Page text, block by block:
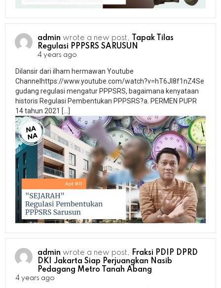
admin wrote a new post,
Tapak Tilas
Regulasi PPPSRS SARUSUN
4 years ago
Dilansir dari ilham hermawan Youtube
Channelhttps://www.youtube.com/watch?v=hT6JI8f1nZ4Se
gudang regulasi mengatur PPPSRS, bagaimana kenyataan
historis Regulasi Pembentukan PPPSRS?a. PERMEN PUPR
14 tahun 2021 […]
admin wrote a new post, Fraksi PDIP DPRD
DKI Jakarta Siap Perjuangkan Nasib
Pedagang Metro Tanah Abang
4 years ago